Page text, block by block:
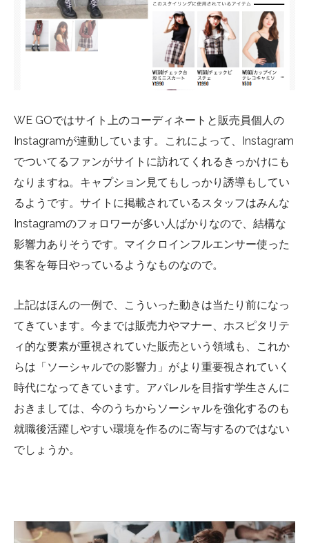
WE GOではサイト上のコーディネートと販売員個人の
Instagramが連動しています。これによって、 Instagram
でついてるファンがサイトに訪れてくれるきっかけにも
なりますね。キャプション見てもしっかり誘導もしてい
るようです。サイトに掲載されているスタッフはみんな
Instagramのフォロワーが多い人ばかりなので、結構な
影響力ありそうです。マイクロインフルエンサー使った
集客を毎日やっているようなものなので。
上記はほんの一例で、こういった動きは当たり前になっ
てきています。今までは販売力やマナー、ホスピタリテ
ィ的な要素が重視されていた販売という領域も、これか
らは「ソーシャルでの影響力」がより重要視されていく
時代になってきています。アパレルを目指す学生さんに
おきましては、今のうちからソーシャルを強化するのも
就職後活躍しやすい環境を作るのに寄与するのではない
でしょうか。